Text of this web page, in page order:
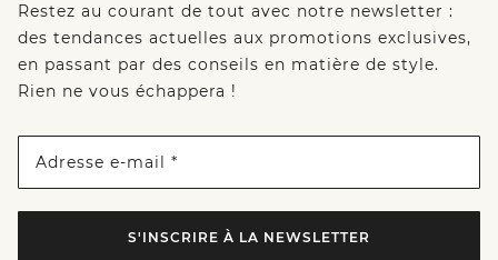
Restez au courant de tout avec notre newsletter :
des tendances actuelles aux promotions exclusives,
en passant par des conseils en matière de style.
Rien ne vous échappera !
Adresse e-mail *
S'INSCRIRE À LA NEWSLETTER